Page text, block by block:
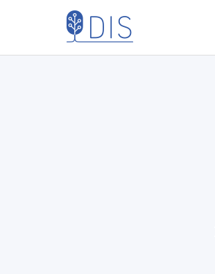
Hoppa till huvudinnehåll